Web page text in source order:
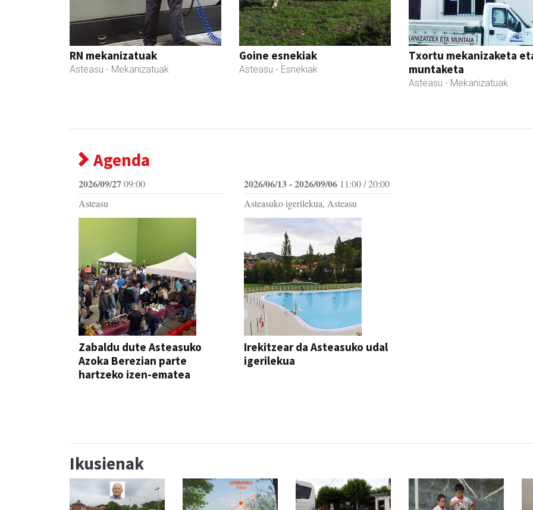
RN mekanizatuak
Asteasu - Mekanizatuak
Goine esnekiak
Asteasu - Esnekiak
Txortu mekanizaketa
muntaketa
Asteasu - Mekanizatuak
Agenda
2026/09/2709:00
Asteasu
Zabaldu dute Asteasuko
Azoka Berezian parte
hartzeko izen-ematea
2026/06/13 - 2026/09/0611:00 / 20:00
Asteasuko igerilekua, Asteasu
Irekitzear da Asteasuko udal
igerilekua
Ikusienak